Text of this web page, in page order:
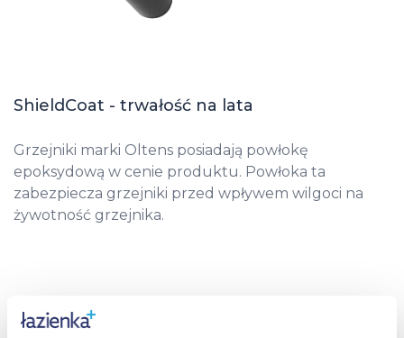
ShieldCoat - trwałość na lata
Grzejniki marki Oltens posiadają powłokę
epoksydową w cenie produktu. Powłoka ta
zabezpiecza grzejniki przed wpływem wilgoci na
żywotność grzejnika.
Poznaj wymiary grzejnika Oltens